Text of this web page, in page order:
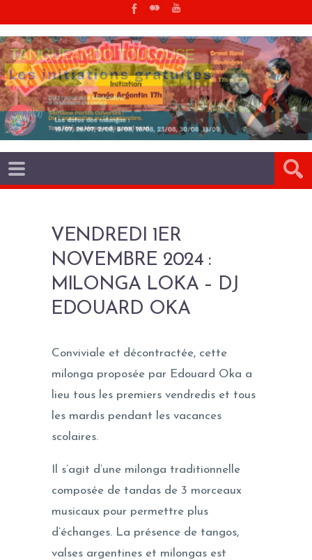
VENDREDI 1ER
NOVEMBRE 2024 :
MILONGA LOKA – DJ
EDOUARD OKA
Conviviale et décontractée, cette
milonga proposée par Edouard Oka a
lieu tous les premiers vendredis et tous
les mardis pendant les vacances
scolaires.
Il s’agit d’une milonga traditionnelle
composée de tandas de 3 morceaux
musicaux pour permettre plus
d’échanges. La présence de tangos,
valses argentines et milongas est